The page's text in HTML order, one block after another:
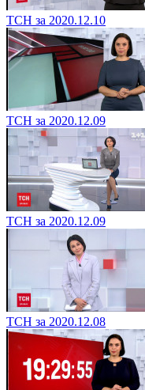
ТСН за 2020.12.10
ТСН за 2020.12.09
ТСН за 2020.12.09
ТСН за 2020.12.08